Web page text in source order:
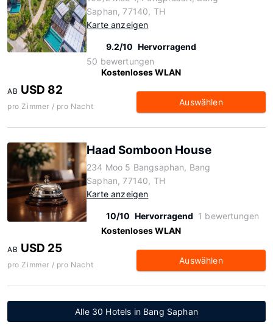
Saphan, 77140, TH
Karte anzeigen
9.2/10 Hervorragend
50 bewertungen
Kostenloses WLAN
AB USD 82
pro Zimmer / pro Nacht Auswählen
Haad Somboon House
234 Moo 5 Bangsaphan, Bang
Saphan, 77140, TH
Karte anzeigen
10/10 Hervorragend 1 bewertungen
Kostenloses WLAN
AB USD 25
pro Zimmer / pro Nacht Auswählen
Alle 30 Hotels in Bang Saphan